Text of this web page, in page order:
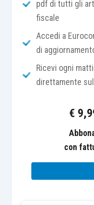
Viceversa, sono
rapporto
datore di lavoro
spese, diverse da
anticipate dal
circolare
e
ad istanza di
che:
pdf di tutti gli
fiscale
Accedi a
di
Ricevi ogni
direttamente
€
con